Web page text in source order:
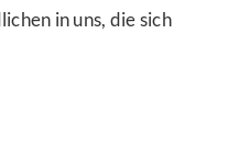
in uns, die sich